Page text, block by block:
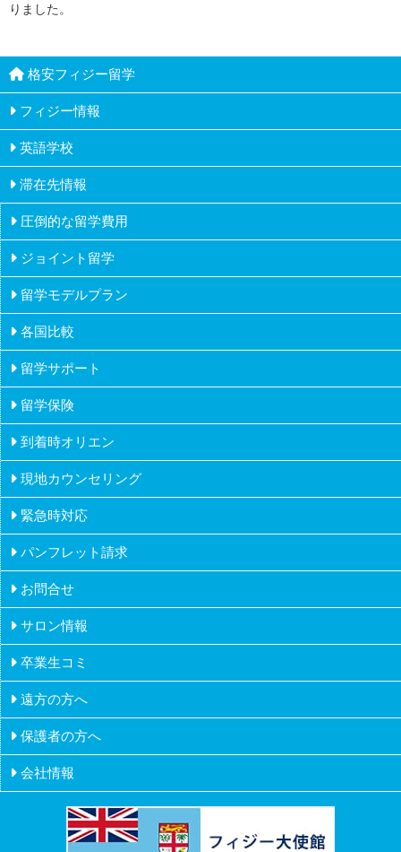
りました。
格安フィジー留学
フィジー情報
ナンディ
ナマカ
ラウトカ
英語学校
教員とカウンセラー
カリキュラム
政府認可
課外活動
滞在先情報
ホームステイ
ドミトリーステイ
圧倒的な留学費用
ジョイント留学
留学モデルプラン
高校生の留学
大学生の留学
社会人の留学
ワーホリメーカーの留学
シニアの留学
各国比較
フィジー
オーストラリア
カナダ
マルタ
ニュージーランド
フィリピン
イギリス
アメリカ
ハワイ
留学サポート
留学保険
到着時オリエン
現地カウンセリング
緊急時対応
パンフレット請求
お問合せ
サロン情報
卒業生コミ
遠方の方へ
保護者の方へ
会社情報
会社概要